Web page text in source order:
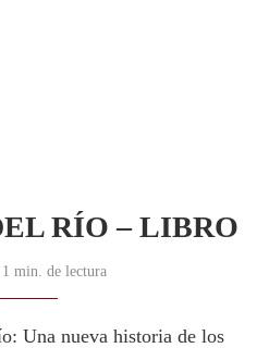
RÍO – LIBRO
1 min. de lectura
Una nueva historia de los